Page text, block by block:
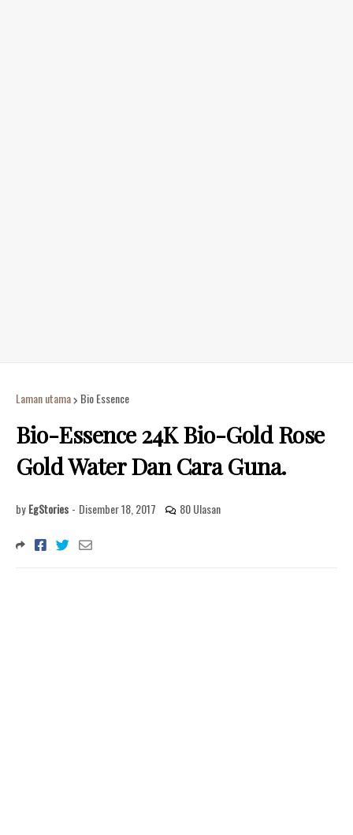
Laman utama Bio Essence
Bio-Essence 24K Bio-Gold Rose
Gold Water Dan Cara Guna.
by EgStories - Disember 18, 2017 80 Ulasan